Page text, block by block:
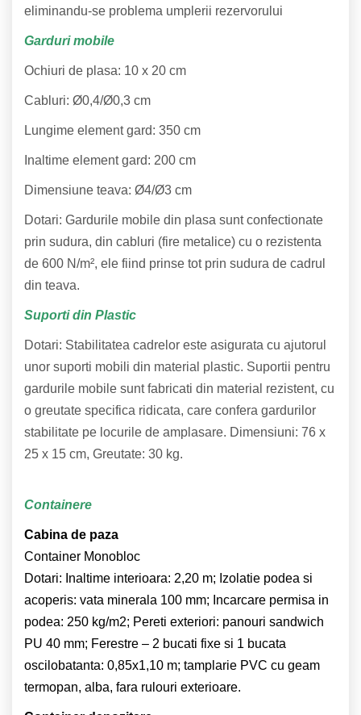
eliminandu-se problema umplerii rezervorului
Garduri mobile
Ochiuri de plasa: 10 x 20 cm
Cabluri: Ø0,4/Ø0,3 cm
Lungime element gard: 350 cm
Inaltime element gard: 200 cm
Dimensiune teava: Ø4/Ø3 cm
Dotari: Gardurile mobile din plasa sunt confectionate
prin sudura, din cabluri (fire metalice) cu o rezistenta
de 600 N/m², ele fiind prinse tot prin sudura de cadrul
din teava.
Suporti din Plastic
Dotari: Stabilitatea cadrelor este asigurata cu ajutorul
unor suporti mobili din material plastic. Suportii pentru
gardurile mobile sunt fabricati din material rezistent, cu
o greutate specifica ridicata, care confera gardurilor
stabilitate pe locurile de amplasare. Dimensiuni: 76 x
25 x 15 cm, Greutate: 30 kg.
Containere
Cabina de paza
Container Monobloc
Dotari: Inaltime interioara: 2,20 m; Izolatie podea si
acoperis: vata minerala 100 mm; Incarcare permisa in
podea: 250 kg/m2; Pereti exteriori: panouri sandwich
PU 40 mm; Ferestre – 2 bucati fixe si 1 bucata
oscilobatanta: 0,85x1,10 m; tamplarie PVC cu geam
termopan, alba, fara rulouri exterioare.